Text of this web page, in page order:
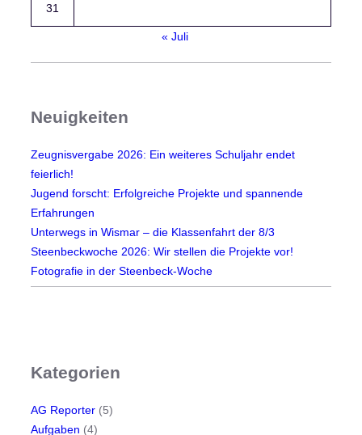
31
« Juli
Neuigkeiten
Zeugnisvergabe 2026: Ein weiteres Schuljahr endet
feierlich!
Jugend forscht: Erfolgreiche Projekte und spannende
Erfahrungen
Unterwegs in Wismar – die Klassenfahrt der 8/3
Steenbeckwoche 2026: Wir stellen die Projekte vor!
Fotografie in der Steenbeck-Woche
Kategorien
AG Reporter (5)
Aufgaben (4)